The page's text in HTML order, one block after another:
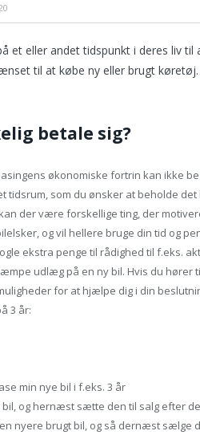
et eller andet tidspunkt i deres liv til
til at købe ny eller brugt
betale sig?
økonomiske fortrin kan ikke
som du ønsker at beholde
der være forskellige ting, der
og vil hellere bruge din tid og
ekstra penge til rådighed til f.eks.
udlæg på en ny bil. Hvis du hører
for at hjælpe dig i din
3 år:
min nye bil i f.eks. 3 år
bil, og hernæst sætte den til salg efter
nyere brugt bil, og så dernæst sælge